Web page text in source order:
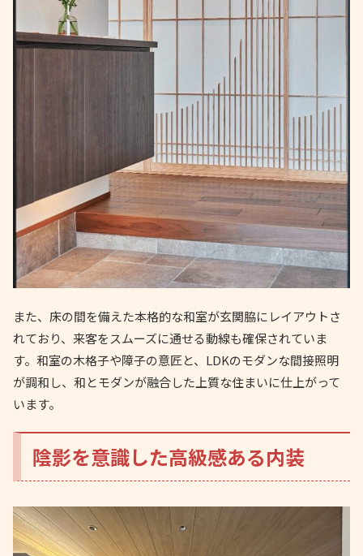
また、床の間を備えた本格的な和室が玄関脇にレイアウトさ
れており、来客をスムーズに通せる動線も確保されていま
す。和室の木格子や障子の意匠と、LDKのモダンな間接照明
が調和し、和とモダンが融合した上質な住まいに仕上がって
います。
陰影を意識した高級感ある内装